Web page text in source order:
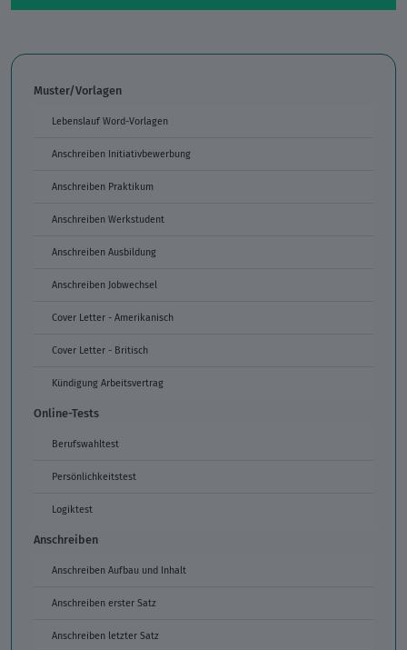
Muster/Vorlagen
Lebenslauf Word-Vorlagen
Anschreiben Initiativbewerbung
Anschreiben Praktikum
Anschreiben Werkstudent
Anschreiben Ausbildung
Anschreiben Jobwechsel
Cover Letter - Amerikanisch
Cover Letter - Britisch
Kündigung Arbeitsvertrag
Online-Tests
Berufswahltest
Persönlichkeitstest
Logiktest
Anschreiben
Anschreiben Aufbau und Inhalt
Anschreiben erster Satz
Anschreiben letzter Satz